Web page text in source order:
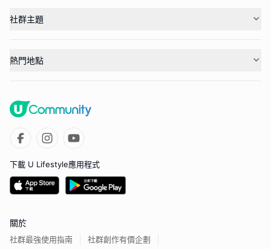
社群主題
熱門地點
下載 U Lifestyle應用程式
關於
社群最強使用指南 社群創作有價企劃